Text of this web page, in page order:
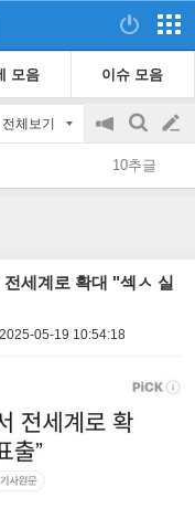
모음 이슈 모음
전체보기
공
지
on/off
검
색
글
쓰
10추글
세계로 확대 "섹ㅅ 실
2025-05-19 10:54:18